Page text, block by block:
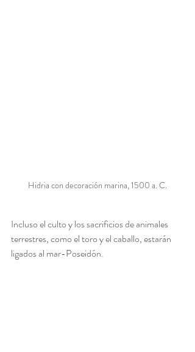
Hidria con decoración marina, 1500 a. C.
Incluso el culto y los sacrificios de animales
terrestres, como el toro y el caballo, estarán
ligados al mar-Poseidón.